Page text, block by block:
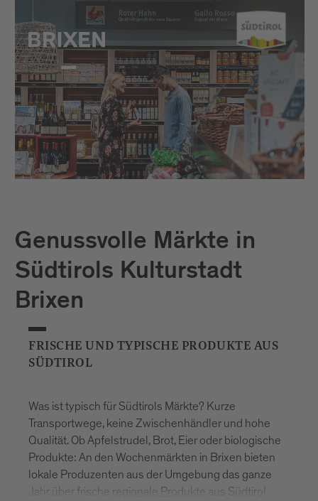
Genussvolle Märkte in
Südtirols Kulturstadt
Brixen
FRISCHE UND TYPISCHE PRODUKTE AUS
SÜDTIROL
Was ist typisch für Südtirols Märkte? Kurze
Transportwege, keine Zwischenhändler und hohe
Qualität. Ob Apfelstrudel, Brot, Eier oder biologische
Produkte: An den Wochenmärkten in Brixen bieten
lokale Produzenten aus der Umgebung das ganze
Jahr über frische regionale Produkte aus Südtirol